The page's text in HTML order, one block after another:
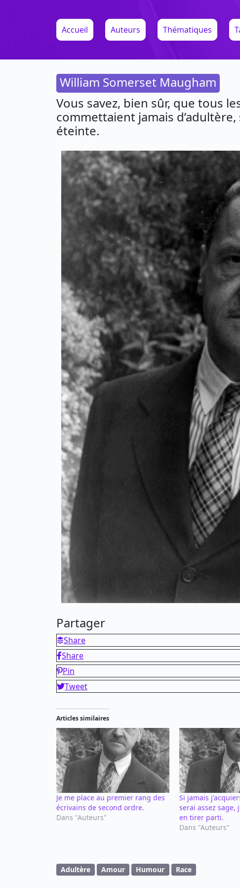
Accueil Auteurs Thématiques
William Somerset Maugham
Vous savez, bien sûr, que tous
commettaient jamais
éteinte.
Partager
Share
Share
Pin
Tweet
Articles similaires
Je me place au premier rang des
écrivains de second ordre.
Dans "Auteurs"
Si jamais
serai assez
en tirer parti.
Dans "Auteurs"
Adultère Amour Humour Race